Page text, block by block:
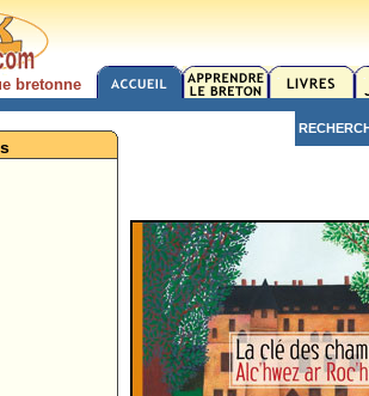
bretonne